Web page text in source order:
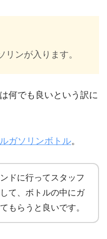
リンが入ります。
何でも良いという訳に
ガソリンボトル。
ドに行ってスタッフ
て、ボトルの中にガ
もらうと良いです。